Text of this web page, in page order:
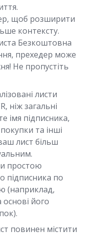
щоб розширити
контексту.
Безкоштовна
прехедер може
Не пропустіть
листи
ніж загальні
імя підписника,
та інші
лист більш
простою
підписника по
(наприклад,
його
повинен містити